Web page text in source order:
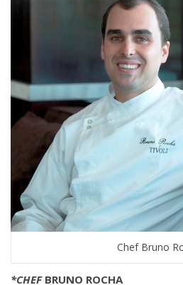
Chef Bruno
*CHEFBRUNO ROCHA